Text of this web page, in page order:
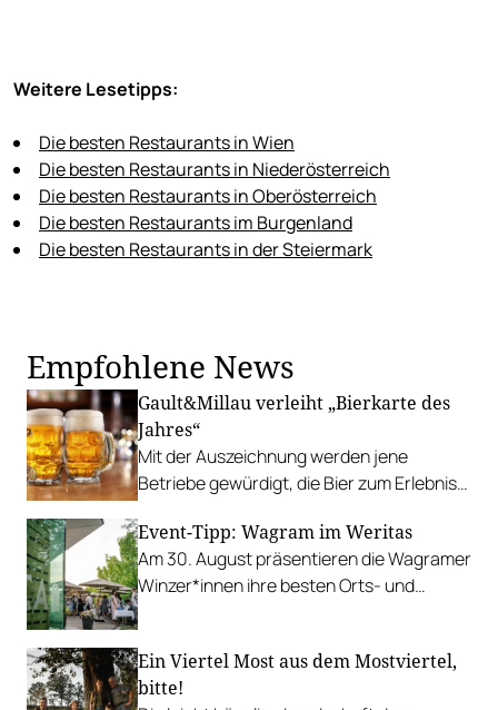
Weitere Lesetipps:
Die besten Restaurants in Wien
Die besten Restaurants in Niederösterreich
Die besten Restaurants in Oberösterreich
Die besten Restaurants im Burgenland
Die besten Restaurants in der Steiermark
Empfohlene News
Gault&Millau verleiht „Bierkarte des
Jahres“
Mit der Auszeichnung werden jene
Betriebe gewürdigt, die Bier zum Erlebnis
vor.
Event-Tipp: Wagram im Weritas
Am 30. August präsentieren die Wagramer
Winzer*innen ihre besten Orts- und
Ein Viertel Most aus dem Mostviertel,
bitte!